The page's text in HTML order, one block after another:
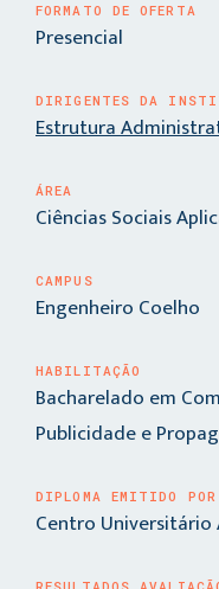
FORMATO DE OFERTA
Presencial
DIRIGENTES DA
Estrutura
ÁREA
Ciências Sociais
CAMPUS
Engenheiro Coelho
HABILITAÇÃO
Bacharelado em
Publicidade e
DIPLOMA EMITIDO POR
Centro Universitário